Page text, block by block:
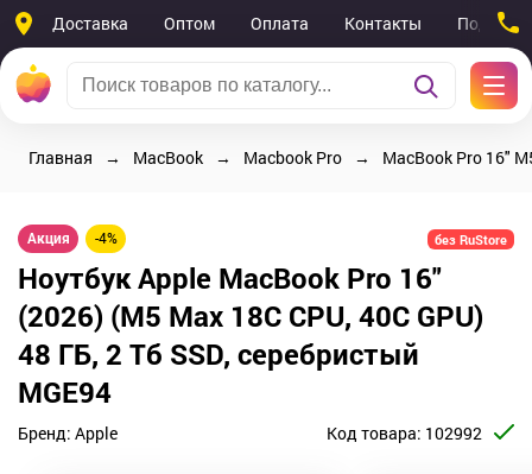
Доставка Оптом Оплата Контакты
Главная MacBook Macbook Pro MacBook Pro 16"
Акция -4% без RuStore
Ноутбук Apple MacBook Pro 16"
(2026) (M5 Max 18C CPU, 40C GPU)
48 ГБ, 2 Тб SSD, серебристый
MGE94
Бренд: Apple Код товара: 102992